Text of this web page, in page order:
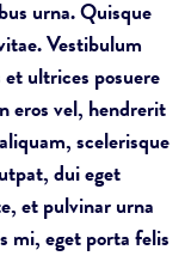
urna. Quisque
Vestibulum
ultrices posuere
eros vel, hendrerit
scelerisque
dui eget
et pulvinar urna
mi, eget porta felis